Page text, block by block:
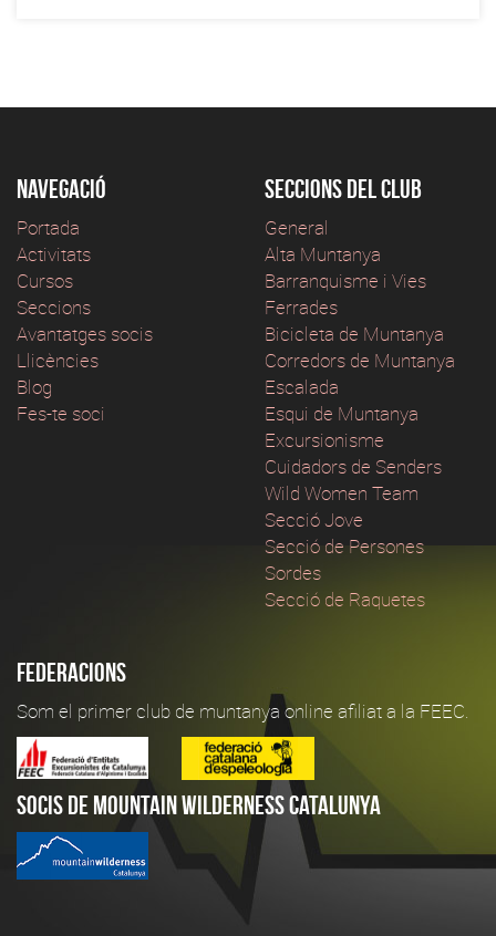
Navegació
Portada
Activitats
Cursos
Seccions
Avantatges socis
Llicències
Blog
Fes-te soci
Seccions del club
General
Alta Muntanya
Barranquisme i Vies
Ferrades
Bicicleta de Muntanya
Corredors de Muntanya
Escalada
Esqui de Muntanya
Excursionisme
Cuidadors de Senders
Wild Women Team
Secció Jove
Secció de Persones
Sordes
Secció de Raquetes
Federacions
Som el primer club de muntanya online afiliat a la FEEC.
Socis de Mountain Wilderness Catalunya